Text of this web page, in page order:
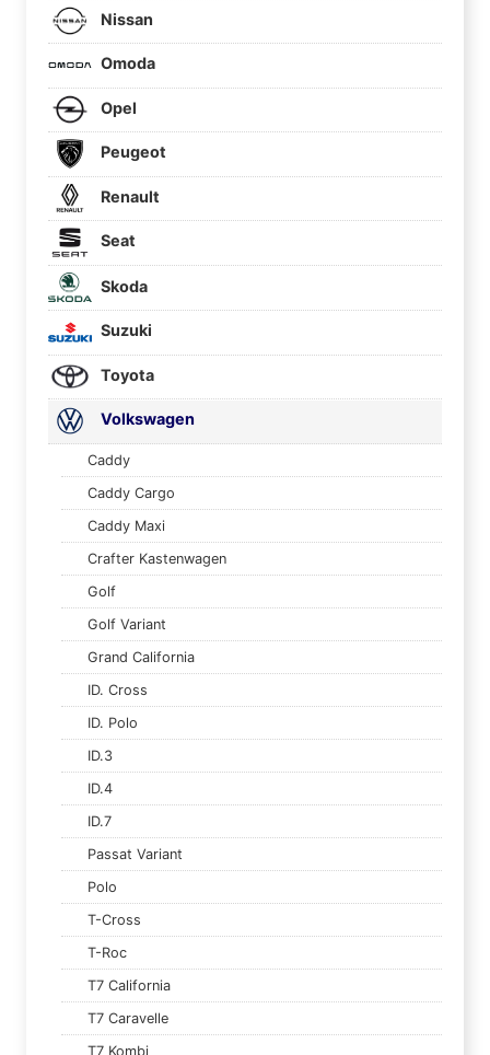
Nissan
Omoda
Opel
Peugeot
Renault
Seat
Skoda
Suzuki
Toyota
Volkswagen
Caddy
Caddy Cargo
Caddy Maxi
Crafter Kastenwagen
Golf
Golf Variant
Grand California
ID. Cross
ID. Polo
ID.3
ID.4
ID.7
Passat Variant
Polo
T-Cross
T-Roc
T7 California
T7 Caravelle
T7 Kombi